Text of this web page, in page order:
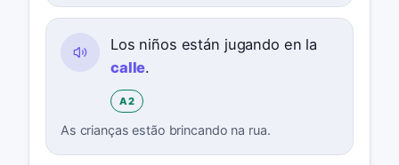
Los niños están jugando en la
calle.
A2
As crianças estão brincando na rua.